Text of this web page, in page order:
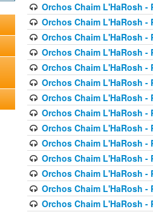
Orchos Chaim L'HaRosh -
Orchos Chaim L'HaRosh -
Orchos Chaim L'HaRosh -
Orchos Chaim L'HaRosh -
Orchos Chaim L'HaRosh -
Orchos Chaim L'HaRosh -
Orchos Chaim L'HaRosh -
Orchos Chaim L'HaRosh -
Orchos Chaim L'HaRosh -
Orchos Chaim L'HaRosh -
Orchos Chaim L'HaRosh -
Orchos Chaim L'HaRosh -
Orchos Chaim L'HaRosh -
Orchos Chaim L'HaRosh -